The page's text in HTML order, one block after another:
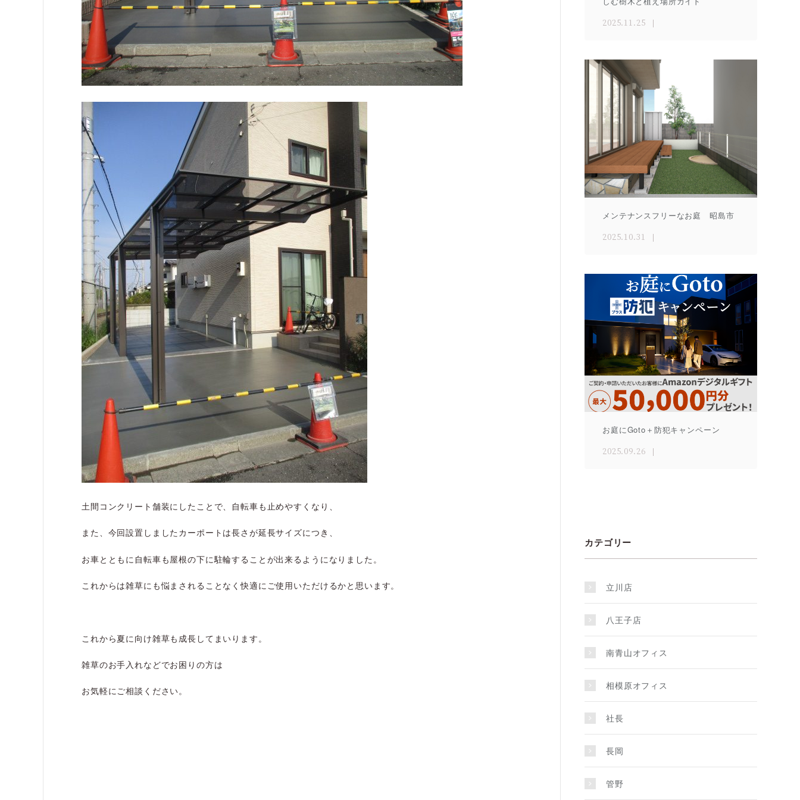
土間コンクリート舗装にしたことで、自転車も止めやすくなり、
また、今回設置しましたカーポートは長さが延長サイズにつき、
お車とともに自転車も屋根の下に駐輪することが出来るようになりました。
これからは雑草にも悩まされることなく快適にご使用いただけるかと思います。
これから夏に向け雑草も成長してまいります。
雑草のお手入れなどでお困りの方は
お気軽にご相談ください。
2025.11.25
メンテナンスフリーなお庭 昭島市
2025.10.31
お庭にGoto＋防犯キャンペーン
2025.09.26
カテゴリー
立川店
八王子店
南青山オフィス
相模原オフィス
社長
長岡
管野